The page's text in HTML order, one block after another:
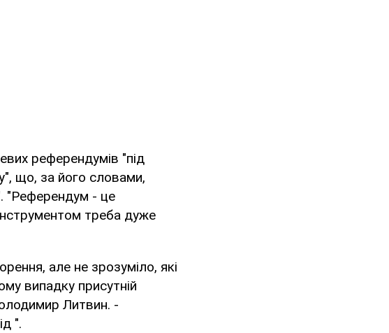
референдумів "під
що, за його словами,
"Референдум - це
треба дуже
але не зрозуміло, які
випадку присутній
Литвин. -
".